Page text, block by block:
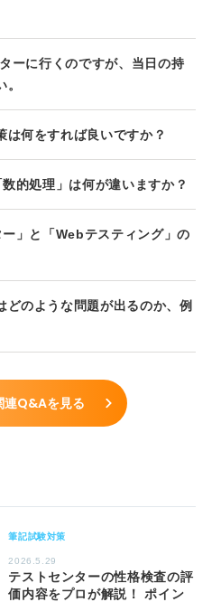
ーに行くのですが、当日の持
は何をすれば良いですか？
的処理」は何が違いますか？
」と「Webテスティング」の
どのような問題が出るのか、例
連Q&Aを見る
筆記試験対策
2026.5.29
テストセンターの性格検査の評
価内容をプロが解説！ ポイン